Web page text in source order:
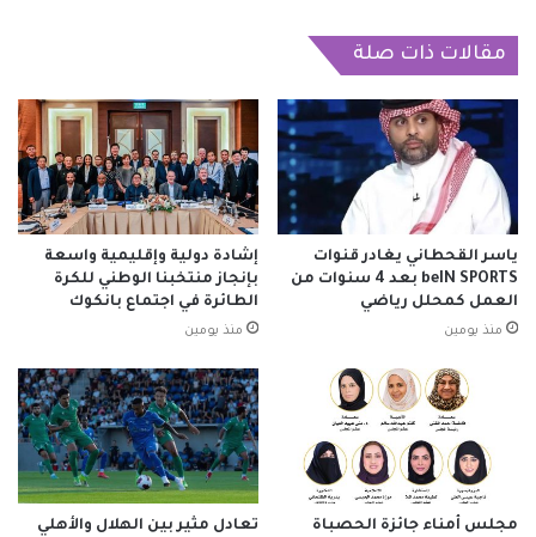
مقالات ذات صلة
ياسر القحطاني يغادر قنوات
beIN SPORTS بعد 4 سنوات من
العمل كمحلل رياضي
منذ يومين
إشادة دولية وإقليمية واسعة
بإنجاز منتخبنا الوطني للكرة
الطائرة في اجتماع بانكوك
منذ يومين
مجلس أمناء جائزة الحصباة
تعادل مثير بين الهلال والأهلي